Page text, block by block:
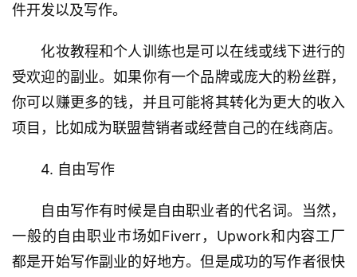
件开发以及写作。
化妆教程和个人训练也是可以在线或线下进行的
受欢迎的副业。如果你有一个品牌或庞大的粉丝群，
你可以赚更多的钱，并且可能将其转化为更大的收入
项目，比如成为联盟营销者或经营自己的在线商店。
4. 自由写作
自由写作有时候是自由职业者的代名词。当然，
一般的自由职业市场如Fiverr，Upwork和内容工厂
都是开始写作副业的好地方。但是成功的写作者很快